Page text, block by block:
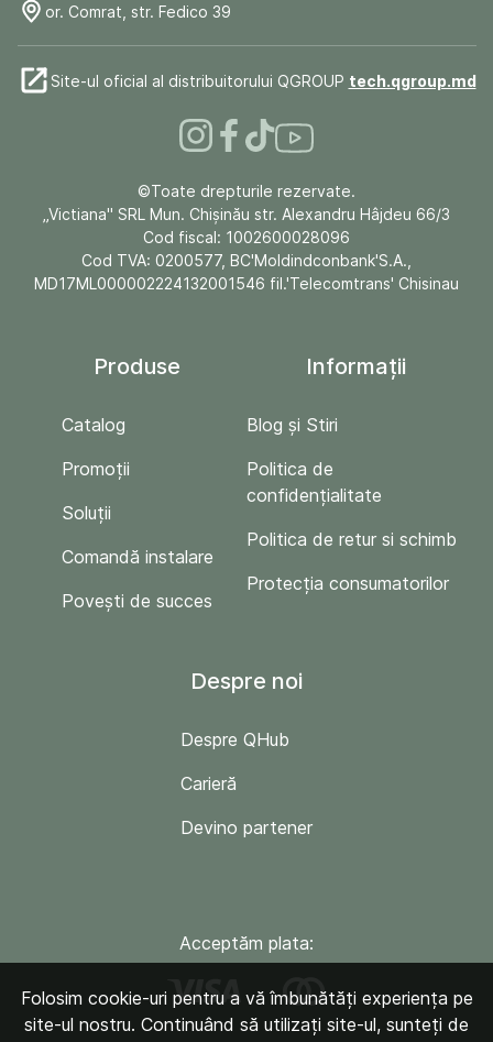
or. Comrat, str. Fedico 39
Site-ul oficial al distribuitorului QGROUP tech.qgroup.md
©Toate drepturile rezervate.
„Victiana" SRL Mun. Chişinău str. Alexandru Hâjdeu 66/3
Cod fiscal: 1002600028096
Cod TVA: 0200577, BC'Moldindconbank'S.A.,
MD17ML000002224132001546 fil.'Telecomtrans' Chisinau
Produse
Catalog
Promoții
Soluții
Comandă instalare
Povești de succes
Informații
Blog și Stiri
Politica de
confidențialitate
Politica de retur si schimb
Protecția consumatorilor
Despre noi
Despre QHub
Carieră
Devino partener
Acceptăm plata:
Folosim cookie-uri pentru a vă îmbunătăți experiența pe
site-ul nostru. Continuând să utilizați site-ul, sunteți de